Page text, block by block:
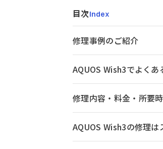
目次Index
修理事例のご紹介
AQUOS Wish3でよく
修理内容・料金・所要
AQUOS Wish3の修理